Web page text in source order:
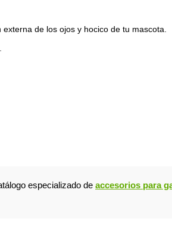
de los ojos y hocico de tu mascota.
especializado de accesorios para